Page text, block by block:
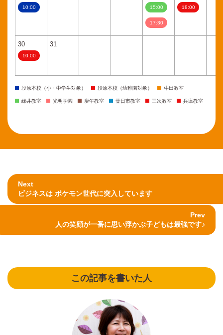
10:00 15:00
17:30
18:00
30
10:00
31
段原本校（小・中学生対象） 段原本校（幼稚園対象） 牛田教室
緑井教室 光明学園 庚午教室 廿日市教室 三次教室 兵庫教室
Next
ビジネスは ポケモン世代に突入しています
Prev
人の笑顔が一番に思い浮かぶ子どもは最強です♪
この記事を書いた人